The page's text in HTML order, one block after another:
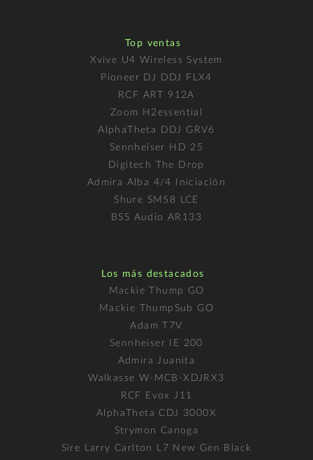
Top ventas
Xvive U4 Wireless System
Pioneer DJ DDJ FLX4
RCF ART 912A
Zoom H2essential
AlphaTheta DDJ GRV6
Sennheiser HD 25
Digitech The Drop
Admira Alba 4/4 Iniciación
Shure SM58 LCE
BSS Audio AR133
Los más destacados
Mackie Thump GO
Mackie ThumpSub GO
Adam T7V
Sennheiser IE 200
Admira Juanita
Walkasse W-MCB-XDJRX3
RCF Evox J11
AlphaTheta CDJ 3000X
Strymon Canoga
Sire Larry Carlton L7 New Gen Black